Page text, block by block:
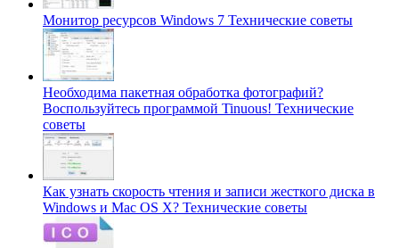
Монитор ресурсов Windows 7 Технические советы
Необходима пакетная обработка фотографий?
Воспользуйтесь программой Tinuous! Технические
советы
Как узнать скорость чтения и записи жесткого диска в
Windows и Mac OS X? Технические советы